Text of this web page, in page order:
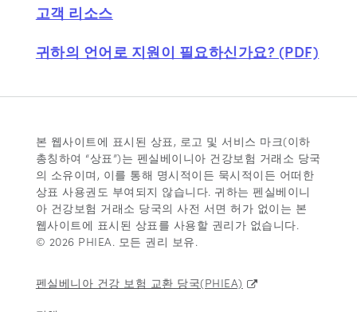
고객 리소스
귀하의 언어로 지원이 필요하신가요? (PDF)
본 웹사이트에 표시된 상표, 로고 및 서비스 마크(이하
총칭하여 “상표”)는 펜실베이니아 건강보험 거래소 당국
의 소유이며, 이를 통해 명시적이든 묵시적이든 어떠한
상표 사용권도 부여되지 않습니다. 귀하는 펜실베이니
아 건강보험 거래소 당국의 사전 서면 허가 없이는 본
웹사이트에 표시된 상표를 사용할 권리가 없습니다.
© 2026 PHIEA. 모든 권리 보유.
펜실베니아 건강 보험 교환 당국(PHIEA)